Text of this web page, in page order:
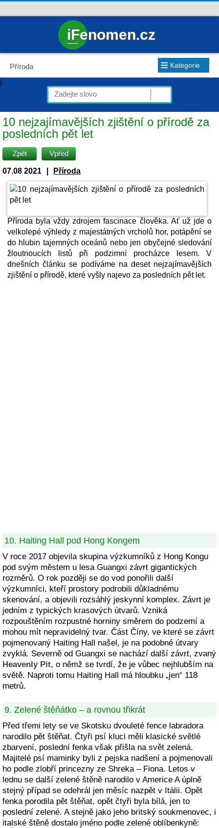
iFenomen.cz
Příroda ≡ Kategorie
|
10 nejzajímavějších zjištění o přírodě za
posledních pět let
Zpět Vpřed
07.08 2021 Příroda
Příroda byla vždy zdrojem fascinace člověka. Ať už jde o
velkolepé výhledy z majestátných vrcholů hor, potápění se
do hlubin tajemných oceánů nebo jen obyčejné sledování
žloutnoucích listů při podzimní procházce lesem. V
dnešních článku se podíváme na deset nejzajímavějších
zjištění o přírodě, které vyšly najevo za posledních pět let.
10. Haiting Hall pod Hong Kongem
V roce 2017 objevila skupina výzkumníků z Hong Kongu
pod svým městem u lesa Guangxi závrt gigantických
rozměrů. O rok později se do vod ponořili další
výzkumníci, kteří prostory podrobili důkladnému
skenování, a objevili rozsáhlý jeskynní komplex. Závrt je
jedním z typických krasových útvarů. Vzniká
rozpouštěním rozpustné horniny směrem do podzemí a
mohou mít nepravidelný tvar. Část Číny, ve které se závrt
pojmenovaný Haiting Hall našel, je na podobné útvary
zvyklá. Severně od Guangxi se nachází další závrt, zvaný
Heavenly Pit, o němž se tvrdí, že je vůbec nejhlubším na
světě. Naproti tomu Haiting Hall má hloubku „jen“ 118
metrů.
9. Zelené štěňátko – a rovnou třikrát
Před třemi lety se ve Skotsku dvouleté fence labradora
narodilo pět štěňat. Čtyři psí kluci měli klasické světlé
zbarvení, poslední fenka však přišla na svět zelená.
Majitelé psí maminky byli z pejska nadšení a pojmenovali
ho podle zlobří princezny ze Shreka – Fiona. Letos v
lednu se další zelené štěně narodilo v Americe A úplně
stejný případ se odehrál jen měsíc nazpět v Itálii. Opět
fenka porodila pět štěňat, opět čtyři byla bílá, jen to
poslední zelené. A stejně jako jeho britský soukmenovec, i
italské štěně dostalo jméno podle zelené oblíbenkyně: